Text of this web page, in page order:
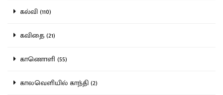
கல்வி (110)
கவிதை (21)
காணொளி (55)
காலவெளியில் காந்தி (2)